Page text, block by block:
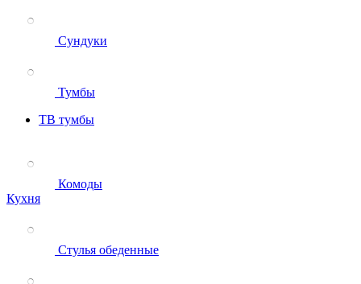
Сундуки
Тумбы
ТВ тумбы
Комоды
Кухня
Стулья обеденные